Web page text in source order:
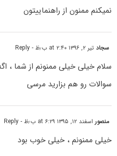
نمیکنم ممنون از راهنماییتون
سجادتیر ۲, ۱۳۹۶ at ۲:۴۰ ب٫ظ - Reply
سلام خیلی خیلی ممنونم از شما ،
سوالات رو هم بزارید مرسی
منصوراسفند ۱۲, ۱۳۹۵ at ۶:۲۹ ب٫ظ - Reply
خیلی ممنونم ، خیلی خوب بود